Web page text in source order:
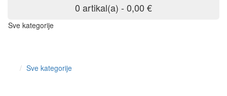
0 artikal(a) - 0,00 €
Sve kategorije
Sve kategorije